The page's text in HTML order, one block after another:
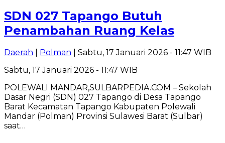
SDN 027 Tapango Butuh
Penambahan Ruang Kelas
Daerah Polman | Sabtu, 17 Januari 2026 - 11:47 WIB
Sabtu, 17 Januari 2026 - 11:47 WIB
POLEWALI MANDAR,SULBARPEDIA.COM – Sekolah
Dasar Negri (SDN) 027 Tapango di Desa Tapango
Barat Kecamatan Tapango Kabupaten Polewali
Mandar (Polman) Provinsi Sulawesi Barat (Sulbar)
saat…